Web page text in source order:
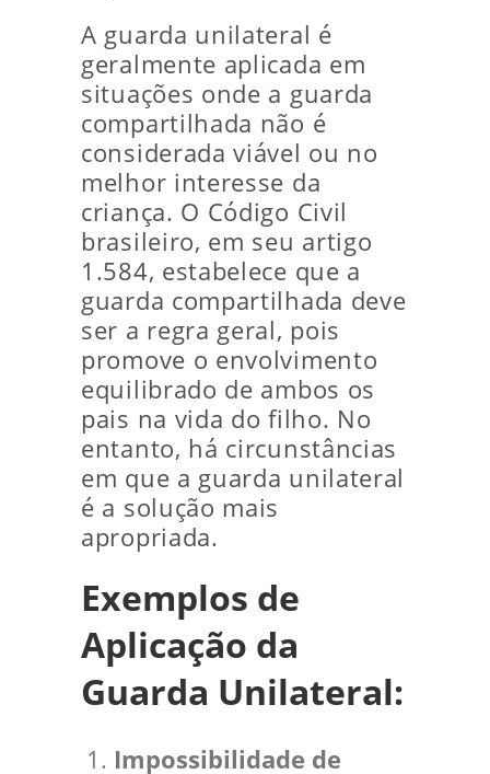
A guarda unilateral é
geralmente aplicada em
situações onde a guarda
compartilhada não é
considerada viável ou no
melhor interesse da
criança. O Código Civil
brasileiro, em seu artigo
1.584, estabelece que a
guarda compartilhada deve
ser a regra geral, pois
promove o envolvimento
equilibrado de ambos os
pais na vida do filho. No
entanto, há circunstâncias
em que a guarda unilateral
é a solução mais
apropriada.
Exemplos de
Aplicação da
Guarda Unilateral:
Impossibilidade de